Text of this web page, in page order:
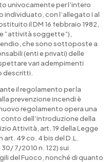
univocamente per l’intero
individuato, con l’allegato I al
il DM 16 febbraio 1982,
“attività soggette”),
che sono sottoposte a
(enti e privati) delle
vari adempimenti
descritti.
il regolamento per la
prevenzione incendi è
regolamento opera una
dell’introduzione della
Attività, art. 19 della Legge
49 co. 4 bis del D.L.
7/2010 n. 122) sui
del Fuoco, nonché di quanto